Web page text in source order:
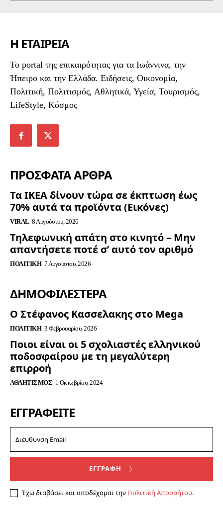
Η ΕΤΑΙΡΕΙΑ
To portal της επικαιρότητας για τα Ιωάννινα, την
Ήπειρο και την Ελλάδα. Ειδήσεις, Οικονομία,
Πολιτική, Πολιτισμός, Αθλητικά, Υγεία, Τουρισμός,
LifeStyle, Κόσμος
ΠΡΟΣΦΑΤΑ ΑΡΘΡΑ
Τα ΙΚΕΑ δίνουν τώρα σε έκπτωση έως
70% αυτά τα προϊόντα (Εικόνες)
VIRAL 8 Αυγούστου, 2026
Τηλεφωνική απάτη στο κινητό – Μην
απαντήσετε ποτέ σ’ αυτό τον αριθμό
ΠΟΛΙΤΙΚΉ 7 Αυγούστου, 2026
ΔΗΜΟΦΙΛΈΣΤΕΡΑ
Ο Στέφανος Κασσελακης στο Mega
ΠΟΛΙΤΙΚΉ 3 Φεβρουαρίου, 2026
Ποιοι είναι οι 5 σχολιαστές ελληνικού
ποδοσφαίρου με τη μεγαλύτερη
επιρροή
ΑΘΛΗΤΙΣΜΌΣ 1 Οκτωβρίου, 2024
ΕΓΓΡΑΦΕΊΤΕ
ΕΓΓΡΑΦΗ
Έχω διαβάσει και αποδέχομαι την Πολιτική Απορρήτου.